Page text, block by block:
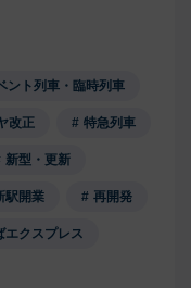
ント列車・臨時列車
改正 特急列車
新型・更新
駅開業 再開発
エクスプレス